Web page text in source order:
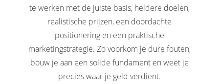
te werken met de juiste basis, heldere doelen,
realistische prijzen, een doordachte
positionering en een praktische
marketingstrategie. Zo voorkom je dure fouten,
bouw je aan een solide fundament en weet je
precies waar je geld verdient.